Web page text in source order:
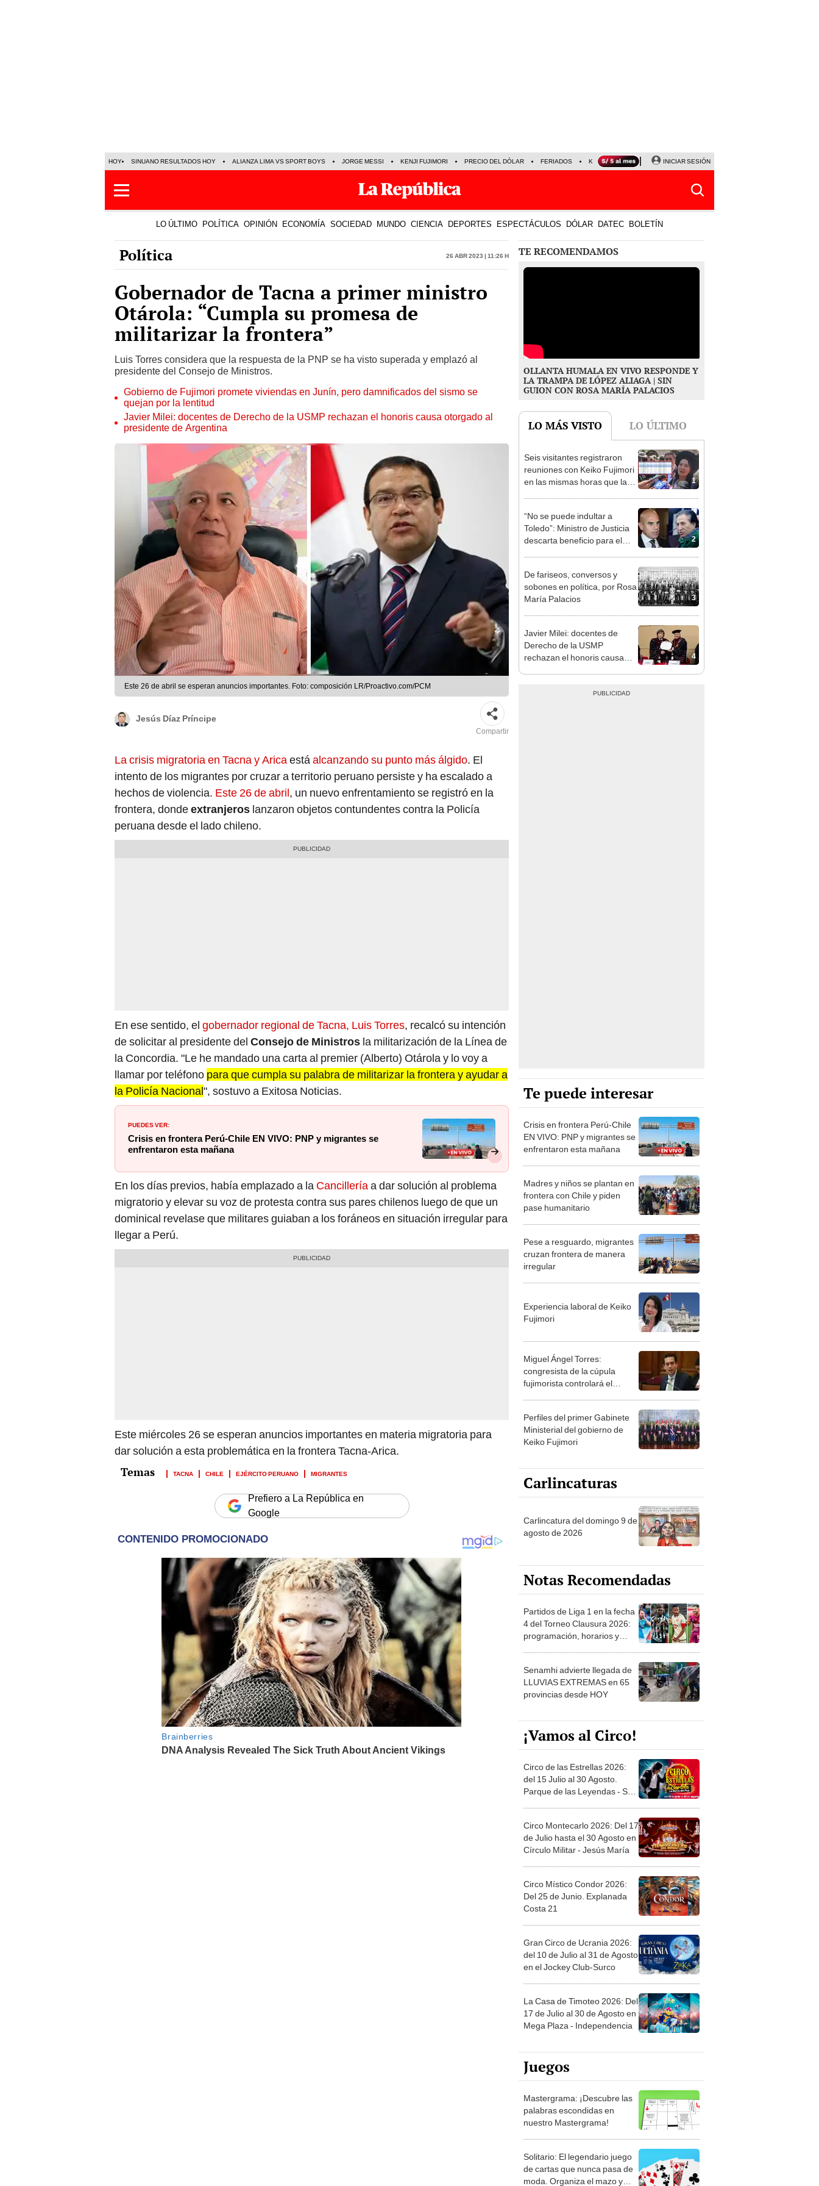
HOY SINUANO RESULTADOS HOY ALIANZA LIMA VS SPORT BOYS JORGE MESSI KENJI FUJIMORI PRECIO DEL DÓLAR FERIADOS KEIKO FUJIMORI NALDY SALDAÑA
INICIAR SESIÓN
LO ÚLTIMO POLÍTICA OPINIÓN ECONOMÍA SOCIEDAD MUNDO CIENCIA DEPORTES ESPECTÁCULOS DÓLAR DATEC BOLETÍN
Política 26 Abr 2023 | 11:26 h
Gobernador de Tacna a primer ministro
Otárola: “Cumpla su promesa de
militarizar la frontera”
Luis Torres considera que la respuesta de la PNP se ha visto superada y emplazó al
presidente del Consejo de Ministros.
Gobierno de Fujimori promete viviendas en Junín, pero damnificados del sismo se
quejan por la lentitud
Javier Milei: docentes de Derecho de la USMP rechazan el honoris causa otorgado al
presidente de Argentina
Este 26 de abril se esperan anuncios importantes. Foto: composición LR/Proactivo.com/PCM
Jesús Díaz Príncipe
Compartir
La crisis migratoria en Tacna y Aricaestáalcanzando su punto más álgido. El
intento de los migrantes por cruzar a territorio peruano persiste y ha escalado a
hechos de violencia. Este 26 de abril, un nuevo enfrentamiento se registró en la
frontera, dondeextranjeros lanzaron objetos contundentes contra la Policía
peruana desde el lado chileno.
En ese sentido, el gobernador regional de Tacna, Luis Torres, recalcó su intención
de solicitar al presidente del Consejo de Ministros la militarización de la Línea de
la Concordia. "Le he mandado una carta al premier (Alberto) Otárola y lo voy a
llamar por teléfono para que cumpla su palabra de militarizar la frontera y ayudar a
la Policía Nacional", sostuvo a Exitosa Noticias.
PUEDES VER:
Crisis en frontera Perú-Chile EN VIVO: PNP y migrantes se
enfrentaron esta mañana
En los días previos, había emplazado a la Cancilleríaa dar solución al problema
migratorio y elevar su voz de protesta contra sus pares chilenos luego de que un
dominical revelase que militares guiaban a los foráneos en situación irregular para
llegar a Perú.
Este miércoles 26 se esperan anuncios importantes en materia migratoria para
dar solución a esta problemática en la frontera Tacna-Arica.
TACNA CHILE EJÉRCITO PERUANO MIGRANTES
Prefiero a La República en
Google
TE RECOMENDAMOS
OLLANTA HUMALA EN VIVO RESPONDE Y
LA TRAMPA DE LÓPEZ ALIAGA | SIN
GUION CON ROSA MARÍA PALACIOS
LO MÁS VISTO LO ÚLTIMO
1
Seis visitantes registraron
reuniones con Keiko Fujimori
en las mismas horas que la
2
“No se puede indultar a
Toledo”: Ministro de Justicia
descarta beneficio para el
3
De fariseos, conversos y
sobones en política, por Rosa
María Palacios
4
Javier Milei: docentes de
Derecho de la USMP
rechazan el honoris causa
Te puede interesar
Crisis en frontera Perú-Chile
EN VIVO: PNP y migrantes se
enfrentaron esta mañana
Madres y niños se plantan en
frontera con Chile y piden
pase humanitario
Pese a resguardo, migrantes
cruzan frontera de manera
irregular
Experiencia laboral de Keiko
Fujimori
Miguel Ángel Torres:
congresista de la cúpula
fujimorista controlará el
Perfiles del primer Gabinete
Ministerial del gobierno de
Keiko Fujimori
Carlincaturas
Carlincatura del domingo 9 de
agosto de 2026
Notas Recomendadas
Partidos de Liga 1 en la fecha
4 del Torneo Clausura 2026:
programación, horarios y
Senamhi advierte llegada de
LLUVIAS EXTREMAS en 65
provincias desde HOY
¡Vamos al Circo!
Circo de las Estrellas 2026:
del 15 Julio al 30 Agosto.
Parque de las Leyendas - San
Circo Montecarlo 2026: Del 17
de Julio hasta el 30 Agosto en
Círculo Militar - Jesús María
Circo Místico Condor 2026:
Del 25 de Junio. Explanada
Costa 21
Gran Circo de Ucrania 2026:
del 10 de Julio al 31 de Agosto
en el Jockey Club-Surco
La Casa de Timoteo 2026: Del
17 de Julio al 30 de Agosto en
Mega Plaza - Independencia
Juegos
Mastergrama: ¡Descubre las
palabras escondidas en
nuestro Mastergrama!
Solitario: El legendario juego
de cartas que nunca pasa de
moda. Organiza el mazo y